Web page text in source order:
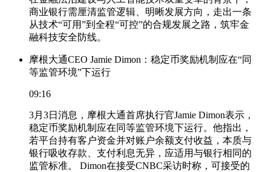
商业银行需厘清监管逻辑、明晰发展方向，走出一条
从技术“可用”到全程“可控”的合规发展之路，筑牢金
融科技安全防线。
摩根大通CEO Jamie Dimon：稳定币奖励机制应在“同
等监管环境”下运行
09:16
3月3日消息，摩根大通首席执行官Jamie Dimon表示，
稳定币奖励机制应在同等监管环境下运行。他指出，
若平台持有客户资金并对账户余额支付收益，本质与
银行吸收存款、支付利息无异，应适用与银行相同的
监管标准。 Dimon在接受CNBC采访时称，可接受的